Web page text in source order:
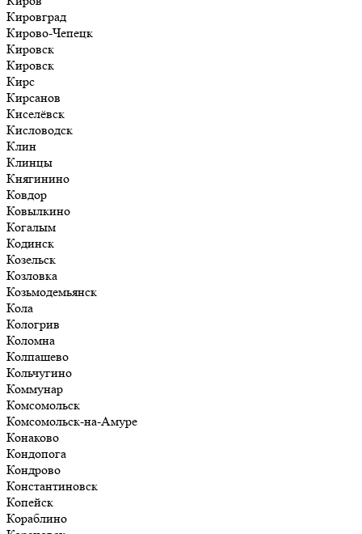
Кировград
Кирово-Чепецк
Кировск
Кировск
Кирс
Кирсанов
Киселёвск
Кисловодск
Клин
Клинцы
Княгинино
Ковдор
Ковылкино
Когалым
Кодинск
Козельск
Козловка
Козьмодемьянск
Кола
Кологрив
Коломна
Колпашево
Кольчугино
Коммунар
Комсомольск
Комсомольск-на-Амуре
Конаково
Кондопога
Кондрово
Константиновск
Копейск
Кораблино